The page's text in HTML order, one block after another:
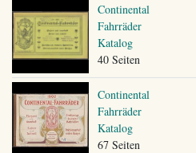
Continental
Fahrräder
Katalog
40 Seiten
Continental
Fahrräder
Katalog
67 Seiten